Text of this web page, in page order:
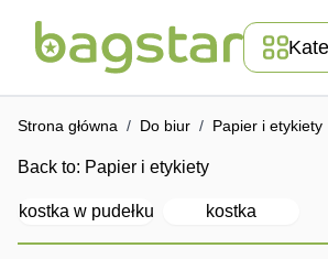
Strona główna / Do biur / Papier i etykiety
Back to: Papier i etykiety
kostka w pudełku kostka